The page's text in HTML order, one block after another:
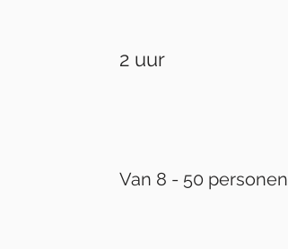
2 uur
Van 8 - 50 personen